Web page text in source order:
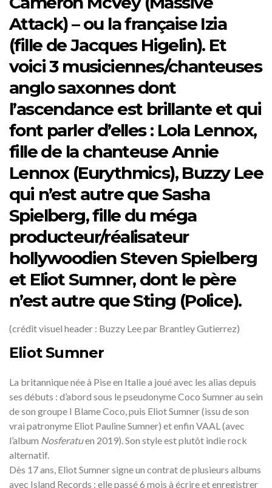
Attack) – ou la française Izia
(fille de Jacques Higelin). Et
voici 3 musiciennes/chanteuses
anglo saxonnes dont
l’ascendance est brillante et qui
font parler d’elles : Lola Lennox,
fille de la chanteuse Annie
Lennox (Eurythmics), Buzzy Lee
qui n’est autre que Sasha
Spielberg, fille du méga
producteur/réalisateur
hollywoodien Steven Spielberg
et Eliot Sumner, dont le père
n’est autre que Sting (Police).
(crédit visuel header : Buzzy Lee par Brantley Gutierrez)
Eliot Sumner
La britannique née à Pise en Italie a joué avec les alias depuis
ses débuts : d’abord sous le pseudonyme Coco Sumner au sein
de son groupe I Blame Coco, puis Eliot Sumner (issu de son
vrai patronyme Eliot Pauline Sumner) et enfin VAAL (avec
l’album Nosferatuen 2019). Son style est plutôt indie rock
alternatif.
Dès 17 ans, Eliot Sumner signe un contrat de plusieurs albums
avec Island Records : elle passé 6 mois à écrire et enregistrer